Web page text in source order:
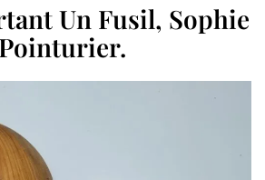
Un Fusil, Sophie
Pointurier.